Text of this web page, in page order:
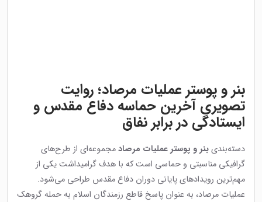
بنر و پوستر عملیات مرصاد؛ روایت
تصویری آخرین حماسه دفاع مقدس و
ایستادگی در برابر نفاق
دسته‌بندیبنر و پوستر عملیات مرصادمجموعه‌ای از طرح‌های
گرافیکی مناسبتی و حماسی است که با هدف گرامیداشت یکی از
مهم‌ترین رویدادهای پایانی دوران دفاع مقدس طراحی می‌شود.
عملیات مرصاد، به عنوان پاسخ قاطع رزمندگان اسلام به حمله گروهک